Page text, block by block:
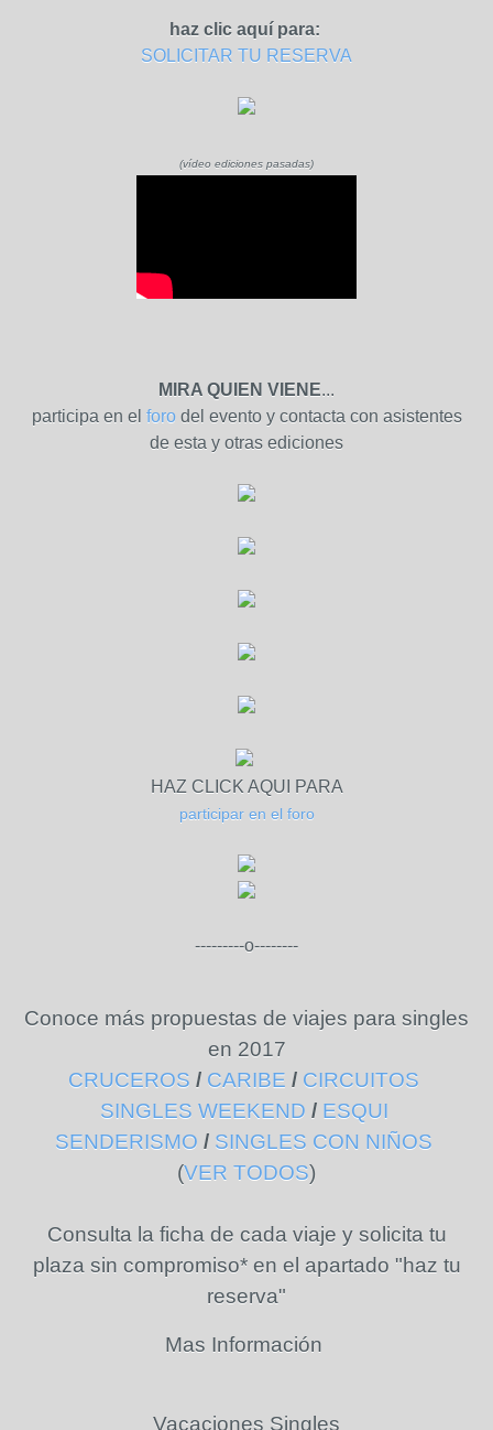
haz clic aquí para:
SOLICITAR TU RESERVA
(vídeo ediciones pasadas)
MIRA QUIEN VIENE...
participa en el forodel evento y contacta con asistentes
de esta y otras ediciones
HAZ CLICK AQUI PARA
participar en el foro
---------o--------
Conoce más propuestas de viajes para singles
en 2017
CRUCEROS / CARIBE / CIRCUITOS
SINGLES WEEKEND / ESQUI
SENDERISMO / SINGLES CON NIÑOS
(VER TODOS)
Consulta la ficha de cada viaje y solicita tu
plaza sin compromiso* en el apartado "haz tu
reserva"
Mas Información
Vacaciones Singles